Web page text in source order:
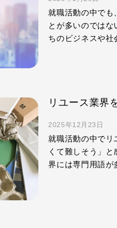
就職活動の中でも
とが多いのではな
ちのビジネスや
2025年12月23日
就職活動の中でリ
くて難しそう」
界には専門用語